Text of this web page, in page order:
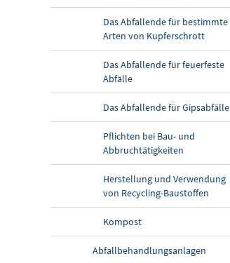
Das Abfallende für bestimmte
Arten von Kupferschrott
Das Abfallende für feuerfeste
Abfälle
Das Abfallende für Gipsabfälle
Pflichten bei Bau- und
Abbruchtätigkeiten
Herstellung und Verwendung
von Recycling-Baustoffen
Kompost
Abfallbehandlungsanlagen